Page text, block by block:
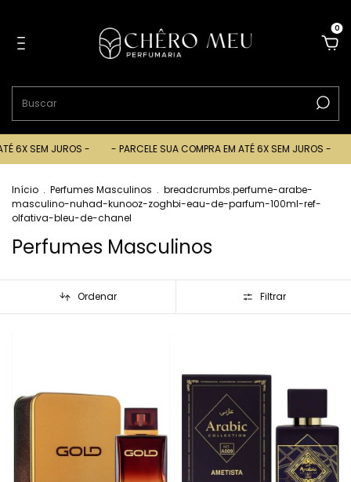
0
SEM JUROS - - PARCELE SUA COMPRA EM ATÉ 6X SEM JUROS -
Início . Perfumes Masculinos . breadcrumbs.perfume-arabe-
masculino-nuhad-kunooz-zoghbi-eau-de-parfum-100ml-ref-
olfativa-bleu-de-chanel
Perfumes Masculinos
Ordenar Filtrar